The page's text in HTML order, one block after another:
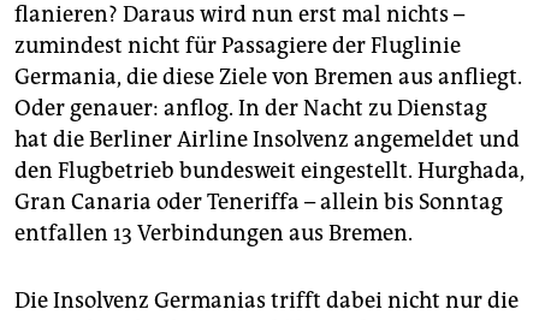
flanieren? Daraus wird nun erst mal nichts –
zumindest nicht für Passagiere der Fluglinie
Germania, die diese Ziele von Bremen aus anfliegt.
Oder genauer: anflog. In der Nacht zu Dienstag
hat die Berliner Airline Insolvenz angemeldet und
den Flugbetrieb bundesweit eingestellt. Hurghada,
Gran Canaria oder Teneriffa – allein bis Sonntag
entfallen 13 Verbindungen aus Bremen.
Die Insolvenz Germanias trifft dabei nicht nur die